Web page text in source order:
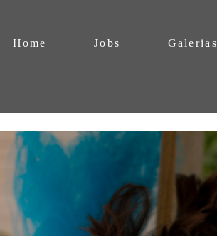
Home Jobs Galerias